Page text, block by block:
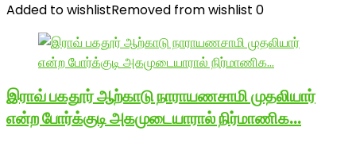
Added to wishlistRemoved from wishlist 0
இராவ் பகதூர் ஆற்காடு நாராயணசாமி முதலியார்
என்ற போர்க்குடி அகமுடையாரால் நிர்மாணிக…